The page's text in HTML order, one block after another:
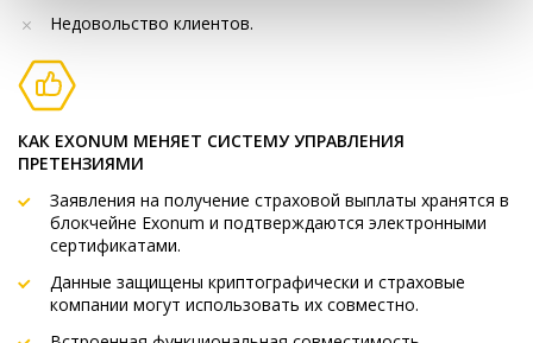
Недовольство клиентов.
КАК EXONUM МЕНЯЕТ СИСТЕМУ УПРАВЛЕНИЯ
ПРЕТЕНЗИЯМИ
Заявления на получение страховой выплаты хранятся в
блокчейне Exonum и подтверждаются электронными
сертификатами.
Данные защищены криптографически и страховые
компании могут использовать их совместно.